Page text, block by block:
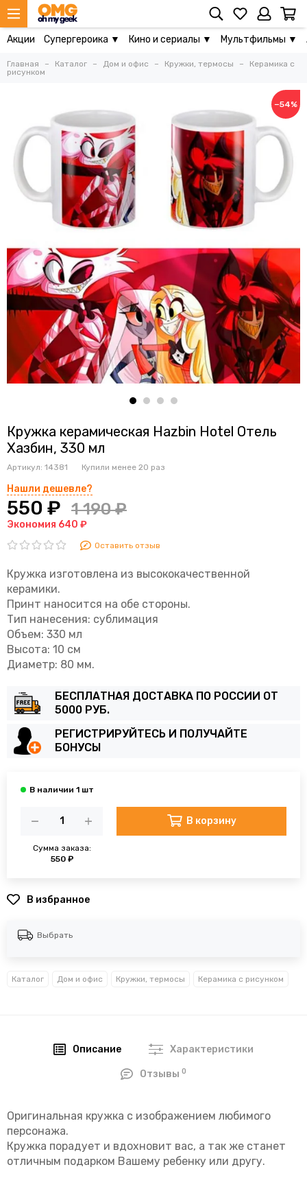
Акции Супергероика ▼ Кино и сериалы ▼ Мультфильмы ▼
Главная Каталог Дом и офис Кружки, термосы
Керамика с
рисунком
−54%
Кружка керамическая Hazbin Hotel Отель
Хазбин, 330 мл
Артикул: 14381 Купили менее 20 раз
550 ₽ 1 190 ₽
Экономия 640 ₽
Нашли дешевле?
Оставить отзыв
Кружка изготовлена из высококачественной
керамики.
Принт наносится на обе стороны.
Тип нанесения: сублимация
Объем: 330 мл
Высота: 10 см
Диаметр: 80 мм.
БЕСПЛАТНАЯ ДОСТАВКА ПО РОССИИ ОТ
5000 РУБ.
РЕГИСТРИРУЙТЕСЬ И ПОЛУЧАЙТЕ
БОНУСЫ
Сумма заказа:
550 ₽
В корзину
В избранное
Выбрать
Каталог Дом и офис Кружки, термосы Керамика с рисунком
Описание Характеристики
Отзывы0
Оригинальная кружка с изображением любимого
персонажа.
Кружка порадует и вдохновит вас, а так же станет
отличным подарком Вашему ребенку или другу.